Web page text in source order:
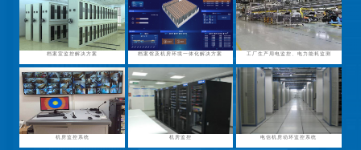
档案室监控解决方案 档案馆及机房环境一体化解决方案 工厂生产用电监控、电力能耗监测
机房监控系统 机房监控 电信机房动环监控系统